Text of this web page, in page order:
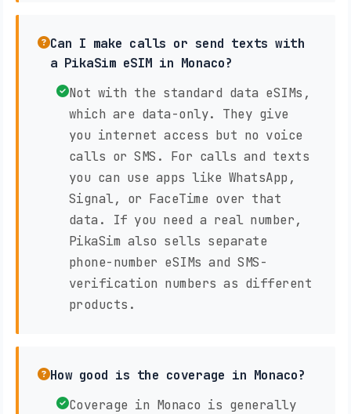
Can I make calls or send texts with
a PikaSim eSIM in Monaco?
Not with the standard data eSIMs,
which are data-only. They give
you internet access but no voice
calls or SMS. For calls and texts
you can use apps like WhatsApp,
Signal, or FaceTime over that
data. If you need a real number,
PikaSim also sells separate
phone-number eSIMs and SMS-
verification numbers as different
products.
How good is the coverage in Monaco?
Coverage in Monaco is generally